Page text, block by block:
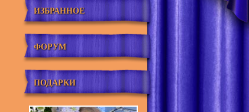
ИЗБРАННОЕ
ФОРУМ
ПОДАРКИ